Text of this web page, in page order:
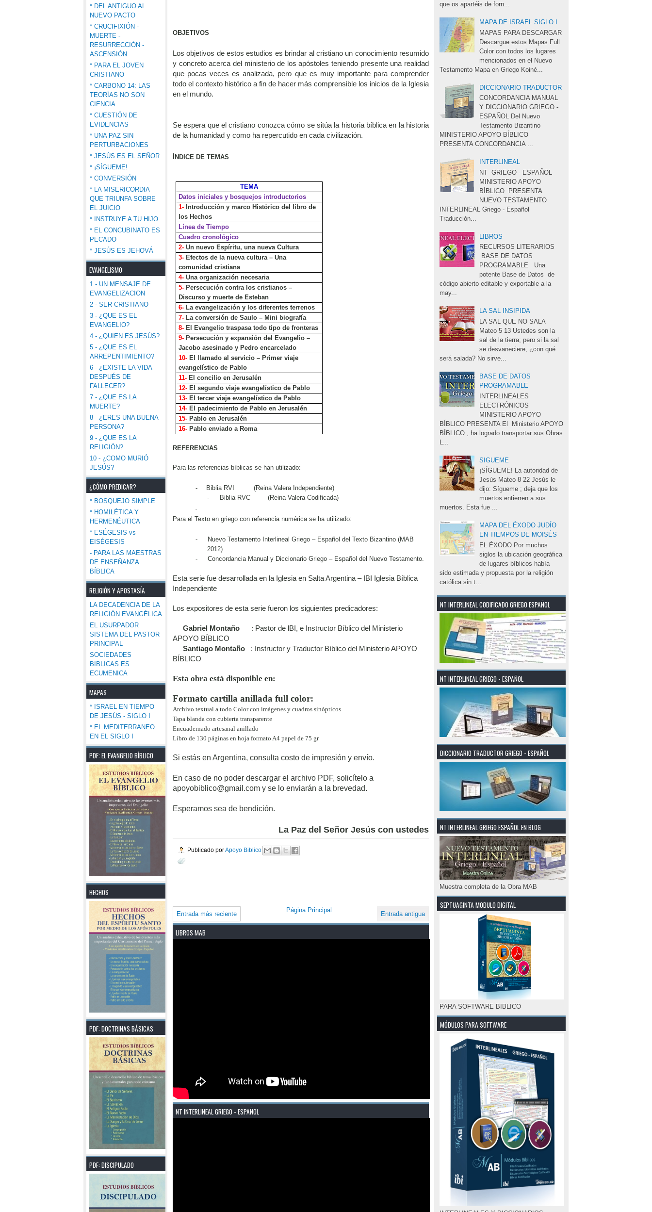
que os apartéis de forn...
MAPA DE ISRAEL SIGLO I
MAPAS PARA DESCARGAR
Descargue estos Mapas Full
Color con todos los lugares
mencionados en el Nuevo
Testamento Mapa en Griego Koiné...
DICCIONARIO TRADUCTOR
CONCORDANCIA MANUAL
Y DICCIONARIO GRIEGO -
ESPAÑOL Del Nuevo
Testamento Bizantino
MINISTERIO APOYO BÍBLICO
PRESENTA CONCORDANCIA ...
INTERLINEAL
NT GRIEGO - ESPAÑOL
MINISTERIO APOYO
BÍBLICO PRESENTA
NUEVO TESTAMENTO
INTERLINEAL Griego - Español
Traducción...
LIBROS
RECURSOS LITERARIOS
BASE DE DATOS
PROGRAMABLE Una
potente Base de Datos de
código abierto editable y exportable a la
may...
LA SAL INSIPIDA
LA SAL QUE NO SALA
Mateo 5 13 Ustedes son la
sal de la tierra; pero si la sal
se desvaneciere, ¿con qué
será salada? No sirve...
BASE DE DATOS
PROGRAMABLE
INTERLINEALES
ELECTRÓNICOS
MINISTERIO APOYO
BÍBLICO PRESENTA El Ministerio APOYO
BÍBLICO , ha logrado transportar sus Obras
L...
SIGUEME
¡SÍGUEME! La autoridad de
Jesús Mateo 8 22 Jesús le
dijo: Sígueme ; deja que los
muertos entierren a sus
muertos. Esta fue ...
MAPA DEL ÉXODO JUDÍO
EN TIEMPOS DE MOISÉS
EL ÉXODO Por muchos
siglos la ubicación geográfica
de lugares bíblicos había
sido estimada y propuesta por la religión
católica sin t...
NT INTERLINEAL CODIFICADO GRIEGO ESPAÑOL
NT INTERLINEAL GRIEGO - ESPAÑOL
DICCIONARIO TRADUCTOR GRIEGO - ESPAÑOL
NT INTERLINEAL GRIEGO ESPAÑOL EN BLOG
Muestra completa de la Obra MAB
SEPTUAGINTA MODULO DIGITAL
PARA SOFTWARE BIBLICO
MÓDULOS PARA SOFTWARE
OBJETIVOS
Los objetivos de estos estudios es brindar al cristiano un conocimiento resumido
y concreto acerca del ministerio de los apóstoles teniendo presente una realidad
que pocas veces es analizada, pero que es muy importante para comprender
todo el contexto histórico a fin de hacer más comprensible los inicios de la Iglesia
en el mundo.
Se espera que el cristiano conozca cómo se sitúa la historia bíblica en la historia
de la humanidad y como ha repercutido en cada civilización.
ÍNDICE DE TEMAS
TEMA
Datos iniciales y bosquejos introductorios
1-Introducción y marco Histórico del libro de
los Hechos
Línea de Tiempo
Cuadro cronológico
2-Un nuevo Espíritu, una nueva Cultura
3-Efectos de la nueva cultura – Una
comunidad cristiana
4-Una organización necesaria
5-Persecución contra los cristianos –
Discurso y muerte de Esteban
6-La evangelización y los diferentes terrenos
7-La conversión de Saulo – Mini biografía
8-El Evangelio traspasa todo tipo de fronteras
9-Persecución y expansión del Evangelio –
Jacobo asesinado y Pedro encarcelado
10-El llamado al servicio – Primer viaje
evangelístico de Pablo
11-El concilio en Jerusalén
12-El segundo viaje evangelístico de Pablo
13-El tercer viaje evangelístico de Pablo
14-El padecimiento de Pablo en Jerusalén
15-Pablo en Jerusalén
16-Pablo enviado a Roma
REFERENCIAS
Para las referencias bíblicas se han utilizado:
-
Biblia RVI (Reina Valera Independiente)
-
Biblia RVC (Reina Valera Codificada)
-
Para el Texto en griego con referencia numérica se ha utilizado:
-
Nuevo Testamento Interlineal Griego – Español del Texto Bizantino (MAB
2012)
-
Concordancia Manual y Diccionario Griego – Español del Nuevo Testamento.
Esta serie fue desarrollada en la Iglesia en Salta Argentina – IBI Iglesia Bíblica
Independiente
Los expositores de esta serie fueron los siguientes predicadores:
Gabriel Montaño : Pastor de lBI, e Instructor Bíblico del Ministerio
APOYO BÍBLICO
Santiago Montaño : Instructor y Traductor Bíblico del Ministerio APOYO
BÍBLICO
Esta obra está disponible en:
Formato cartilla anillada full color:
Archivo textual a todo Color con imágenes y cuadros sinópticos
Tapa blanda con cubierta transparente
Encuadernado artesanal anillado
Libro de 130 páginas en hoja formato A4 papel de 75 gr
Si estás en Argentina, consulta costo de impresión y envío.
En caso de no poder descargar el archivo PDF, solicítelo a
apoyobiblico@gmail.com y se lo enviarán a la brevedad.
Esperamos sea de bendición.
La Paz del Señor Jesús con ustedes
Publicado por Apoyo Biblico
Entrada más reciente Entrada antigua
Página Principal
LIBROS MAB
NT INTERLINEAL GRIEGO - ESPAÑOL
* DEL ANTIGUO AL
NUEVO PACTO
* CRUCIFIXIÓN -
MUERTE -
RESURRECCIÓN -
ASCENSIÓN
* PARA EL JOVEN
CRISTIANO
* CARBONO 14: LAS
TEORÍAS NO SON
CIENCIA
* CUESTIÓN DE
EVIDENCIAS
* UNA PAZ SIN
PERTURBACIONES
* JESÚS ES EL SEÑOR
* ¡SÍGUEME!
* CONVERSIÓN
* LA MISERICORDIA
QUE TRIUNFA SOBRE
EL JUICIO
* INSTRUYE A TU HIJO
* EL CONCUBINATO ES
PECADO
* JESÚS ES JEHOVÁ
EVANGELISMO
1 - UN MENSAJE DE
EVANGELIZACION
2 - SER CRISTIANO
3 - ¿QUE ES EL
EVANGELIO?
4 - ¿QUIEN ES JESÚS?
5 - ¿QUE ES EL
ARREPENTIMIENTO?
6 - ¿EXISTE LA VIDA
DESPUÉS DE
FALLECER?
7 - ¿QUE ES LA
MUERTE?
8 - ¿ERES UNA BUENA
PERSONA?
9 - ¿QUE ES LA
RELIGIÓN?
10 - ¿COMO MURIÓ
JESÚS?
¿CÓMO PREDICAR?
* BOSQUEJO SIMPLE
* HOMILÉTICA Y
HERMENÉUTICA
* ESÉGESIS vs
EISÉGESIS
- PARA LAS MAESTRAS
DE ENSEÑANZA
BÍBLICA
RELIGIÓN Y APOSTASÍA
LA DECADENCIA DE LA
RELIGIÓN EVANGÉLICA
EL USURPADOR
SISTEMA DEL PASTOR
PRINCIPAL
SOCIEDADES
BIBLICAS ES
ECUMENICA
MAPAS
* ISRAEL EN TIEMPO
DE JESÚS - SIGLO I
* EL MEDITERRANEO
EN EL SIGLO I
PDF: EL EVANGELIO BÍBLICO
HECHOS
PDF: DOCTRINAS BÁSICAS
PDF: DISCIPULADO